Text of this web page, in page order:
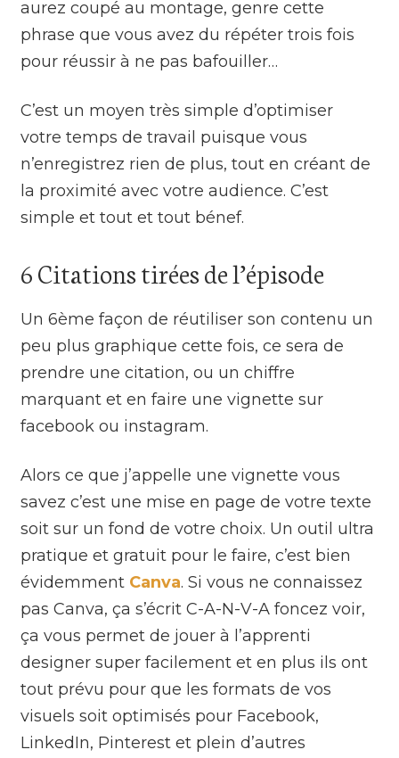
aurez coupé au montage, genre cette
phrase que vous avez du répéter trois fois
pour réussir à ne pas bafouiller…
C’est un moyen très simple d’optimiser
votre temps de travail puisque vous
n’enregistrez rien de plus, tout en créant de
la proximité avec votre audience. C’est
simple et tout et tout bénef.
6 Citations tirées de l’épisode
Un 6ème façon de réutiliser son contenu un
peu plus graphique cette fois, ce sera de
prendre une citation, ou un chiffre
marquant et en faire une vignette sur
facebook ou instagram.
Alors ce que j’appelle une vignette vous
savez c’est une mise en page de votre texte
soit sur un fond de votre choix. Un outil ultra
pratique et gratuit pour le faire, c’est bien
évidemment Canva. Si vous ne connaissez
pas Canva, ça s’écrit C-A-N-V-A foncez voir,
ça vous permet de jouer à l’apprenti
designer super facilement et en plus ils ont
tout prévu pour que les formats de vos
visuels soit optimisés pour Facebook,
LinkedIn, Pinterest et plein d’autres